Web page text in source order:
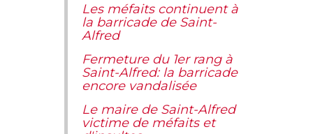
Les méfaits continuent à
la barricade de Saint-
Alfred
Fermeture du 1er rang à
Saint-Alfred: la barricade
encore vandalisée
Le maire de Saint-Alfred
victime de méfaits et